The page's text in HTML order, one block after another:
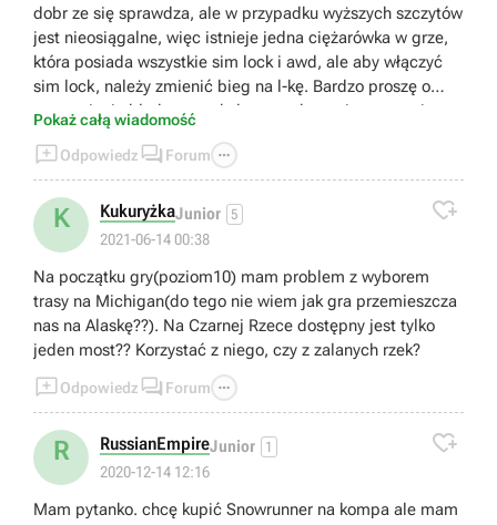
dobr ze się sprawdza, ale w przypadku wyższych szczytów
jest nieosiągalne, więc istnieje jedna ciężarówka w grze,
która posiada wszystkie sim lock i awd, ale aby włączyć
sim lock, należy zmienić bieg na l-kę. Bardzo proszę o
poprawienie błędu w artykule, a co do gry jest na razie
świetna, co do grafiki to nie mam zaśtrzeszeń.
Pokaż całą wiadomość
Odpowiedz  Forum 
K KukuryżkaJunior 5
2021-06-14 00:38

Na początku gry(poziom10) mam problem z wyborem
trasy na Michigan(do tego nie wiem jak gra przemieszcza
nas na Alaskę??). Na Czarnej Rzece dostępny jest tylko
jeden most?? Korzystać z niego, czy z zalanych rzek?
Odpowiedz  Forum 
R RussianEmpireJunior 1
2020-12-14 12:16

Mam pytanko. chcę kupić Snowrunner na kompa ale mam